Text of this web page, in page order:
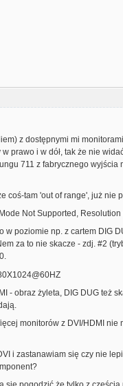
z dostępnymi mi
prawo i w dół, tak że nie
711 z fabrycznego
coś-tam 'out of range', już nie
Not Supported, Resolution
poziomie np. z cartem DIG
za to nie skacze - zdj. #2
- obraz żyleta, DIG DUG też
monitorów z DVI/HDMI nie
i zastanawiam się czy nie